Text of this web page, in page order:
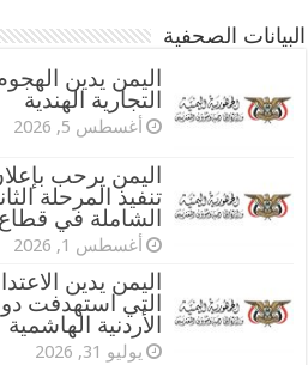
البيانات الصحفية
اليمن يدين
التجارية الهندية
أغسطس 5, 2026
اليمن يرحب
تنفيذ المرحلة
الشاملة في
أغسطس 1, 2026
اليمن يدين
التي استهدفت
الأردنية الهاشمية
يوليو 31, 2026